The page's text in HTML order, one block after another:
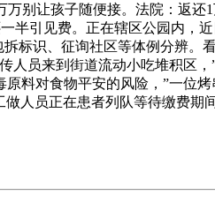
别让孩子随便接。法院：返还
半引见费。正在辖区公园内，
标识、征询社区等体例分辨。
人员来到街道流动小吃堆积区
料对食物平安的风险，”一位
人员正在患者列队等待缴费期